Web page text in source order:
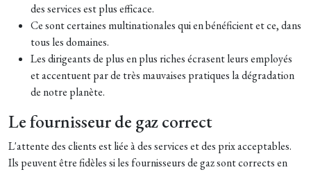
des services est plus efficace.
Ce sont certaines multinationales qui en bénéficient et ce, dans
tous les domaines.
Les dirigeants de plus en plus riches écrasent leurs employés
et accentuent par de très mauvaises pratiques la dégradation
de notre planète.
Le fournisseur de gaz correct
L'attente des clients est liée à des services et des prix acceptables.
Ils peuvent être fidèles si les fournisseurs de gaz sont corrects en